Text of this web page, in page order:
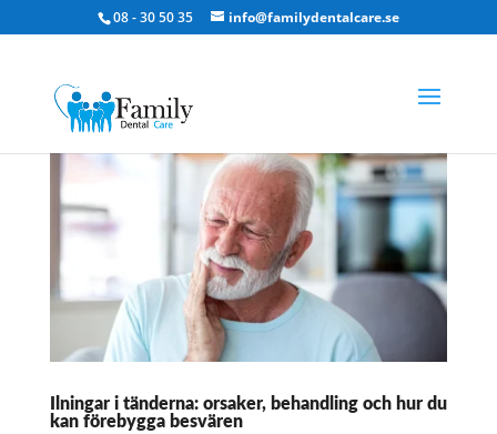
08 - 30 50 35 info@familydentalcare.se
Ilningar i tänderna: orsaker, behandling och hur du
kan förebygga besvären